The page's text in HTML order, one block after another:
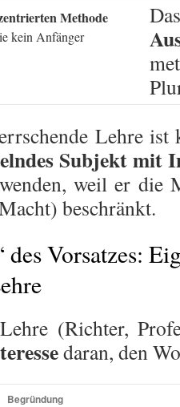
Methode
kein Anfänger
Lehre ist
Subjekt mit
weil er die
beschränkt.
des Vorsatzes:
(Richter,
daran, den
Begründung